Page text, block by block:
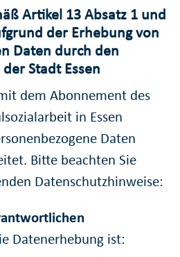
Artikel 13 Absatz 1 und
der Erhebung von
Daten durch den
Stadt Essen
dem Abonnement des
in Essen
Daten
Bitte beachten Sie
Datenschutzhinweise:
Datenerhebung ist: